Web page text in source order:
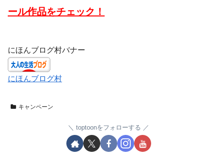
ール作品をチェック！
にほんブログ村バナー
にほんブログ村
キャンペーン
toptoonをフォローする